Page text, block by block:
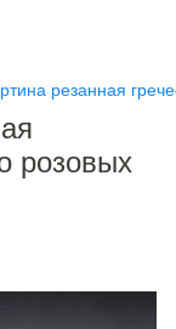
резанная
розовых